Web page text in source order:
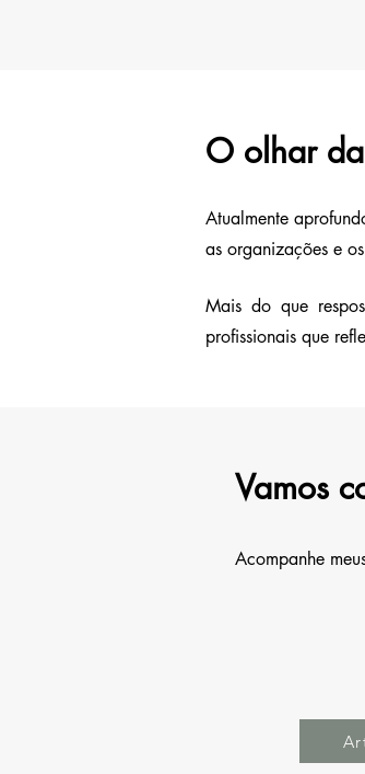
O olhar
Atualmente
as organizações e
Mais do que
profissionais que
Vamos
Acompanhe